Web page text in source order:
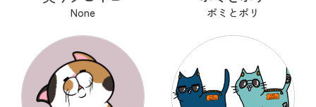
None ポミとポリ